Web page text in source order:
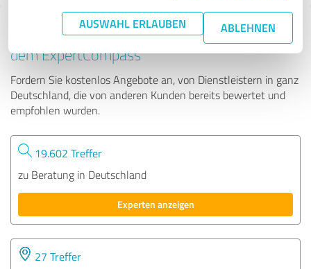
AUSWAHL ERLAUBEN ABLEHNEN
Tipp: Die passenden Experten finden - mit
dem ExpertCompass
Fordern Sie kostenlos Angebote an, von Dienstleistern in ganz
Deutschland, die von anderen Kunden bereits bewertet und
empfohlen wurden.
19.602 Treffer
zu Beratung in Deutschland
Experten anzeigen
27 Treffer